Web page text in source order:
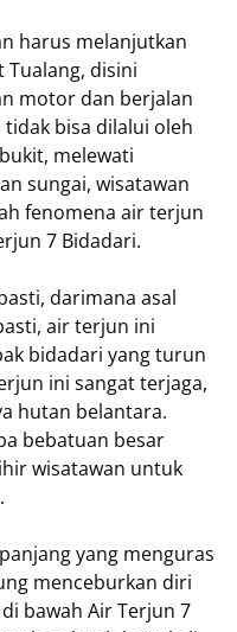
harus melanjutkan
Tualang, disini
motor dan berjalan
bisa dilalui oleh
melewati
sungai, wisatawan
fenomena air terjun
7 Bidadari.
darimana asal
air terjun ini
bidadari yang turun
ini sangat terjaga,
hutan belantara.
bebatuan besar
wisatawan untuk
yang menguras
menceburkan diri
bawah Air Terjun 7